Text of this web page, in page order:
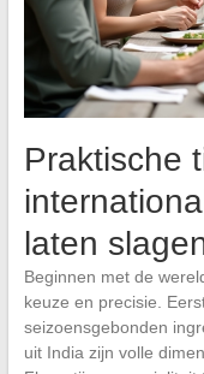
Praktische
laten
Beginnen met de
keuze en precisie.
seizoensgebonden
uit India zijn volle